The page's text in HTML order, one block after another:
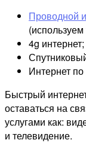
Проводной
4g интернет;
Интернет
Быстрый
оставаться на
услугами как:
и телевидение.